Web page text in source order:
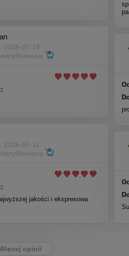
2026-07-19
2026-07-11
jakości i ekspresowa
opinii